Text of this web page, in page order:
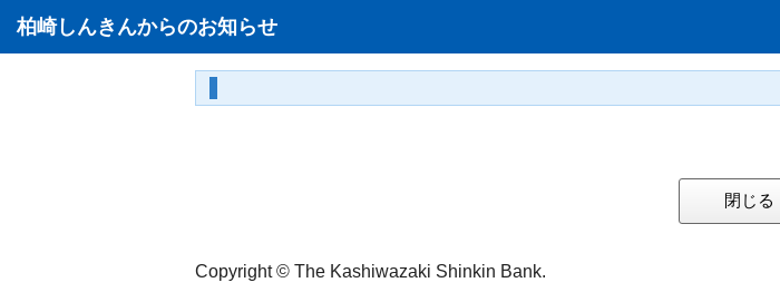
柏崎しんきんからのお知らせ
Copyright © The Kashiwazaki Shinkin Bank.